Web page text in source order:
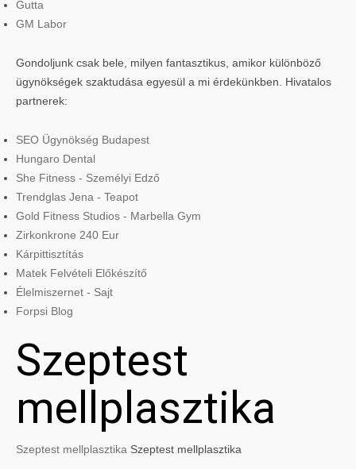
Gutta
GM Labor
Gondoljunk csak bele, milyen fantasztikus, amikor különböző
ügynökségek szaktudása egyesül a mi érdekünkben. Hivatalos
partnerek:
SEO Ügynökség Budapest
Hungaro Dental
She Fitness - Személyi Edző
Trendglas Jena - Teapot
Gold Fitness Studios - Marbella Gym
Zirkonkrone 240 Eur
Kárpittisztítás
Matek Felvételi Előkészítő
Élelmiszernet - Sajt
Forpsi Blog
Szeptest
mellplasztika
Szeptest mellplasztika Szeptest mellplasztika